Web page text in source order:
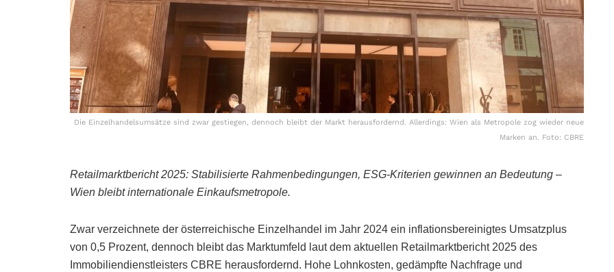
Die Einzelhandelsumsätze sind zwar gestiegen, dennoch bleibt der Markt herausfordernd. Allerdings: Wien als Metropole zog wieder neue
Marken an. Foto: CBRE
Retailmarktbericht 2025: Stabilisierte Rahmenbedingungen, ESG-Kriterien gewinnen an Bedeutung –
Wien bleibt internationale Einkaufsmetropole.
Zwar verzeichnete der österreichische Einzelhandel im Jahr 2024 ein inflationsbereinigtes Umsatzplus
von 0,5 Prozent, dennoch bleibt das Marktumfeld laut dem aktuellen Retailmarktbericht 2025 des
Immobiliendienstleisters CBRE herausfordernd. Hohe Lohnkosten, gedämpfte Nachfrage und